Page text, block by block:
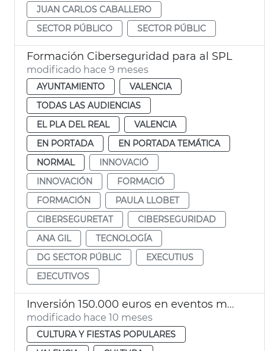
JUAN CARLOS CABALLERO
SECTOR PÚBLICO
SECTOR PÚBLIC
Formación Ciberseguridad para al SPL
modificado hace 9 meses
AYUNTAMIENTO
VALENCIA
TODAS LAS AUDIENCIAS
EL PLA DEL REAL
VALENCIA
EN PORTADA
EN PORTADA TEMÁTICA
NORMAL
INNOVACIÓ
INNOVACIÓN
FORMACIÓ
FORMACIÓN
PAULA LLOBET
CIBERSEGURETAT
CIBERSEGURIDAD
ANA GIL
TECNOLOGÍA
DG SECTOR PÚBLIC
EXECUTIUS
EJECUTIVOS
Inversión 150.000 euros en eventos musicales de València Music City
modificado hace 10 meses
CULTURA Y FIESTAS POPULARES